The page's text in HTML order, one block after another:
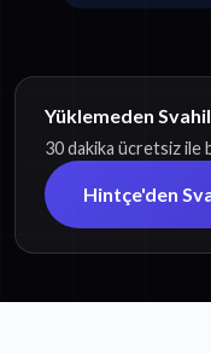
Yüklemeden
30 dakika ücretsiz ile
Hintçe'den